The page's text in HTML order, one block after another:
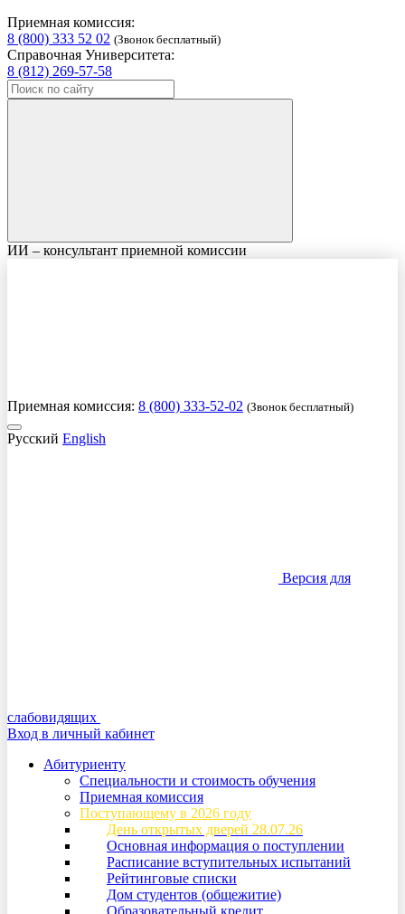
Приемная комиссия:
8 (800) 333 52 02 (Звонок бесплатный)
Справочная Университета:
8 (812) 269-57-58
ИИ – консультант приемной комиссии
Приемная комиссия: 8 (800) 333-52-02 (Звонок бесплатный)
Русский English
Версия для
слабовидящих
Вход в личный кабинет
Абитуриенту
Специальности и стоимость обучения
Приемная комиссия
Поступающему в 2026 году
День открытых дверей 28.07.26
Основная информация о поступлении
Расписание вступительных испытаний
Рейтинговые списки
Дом студентов (общежитие)
Образовательный кредит